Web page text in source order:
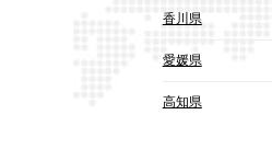
香川県
愛媛県
高知県